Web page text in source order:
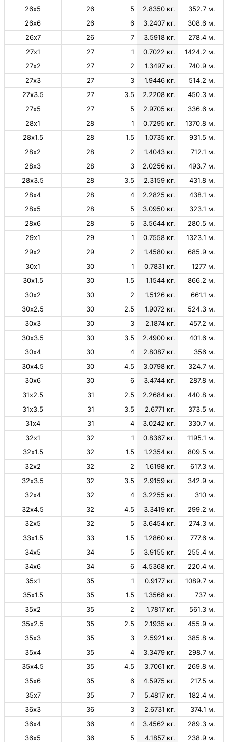
26х5
26 5 2.8350 кг.
352.7 м.
26х6
26 6 3.2407 кг.
308.6 м.
26х7
26 7 3.5918 кг.
278.4 м.
27х1
27 1 0.7022 кг.
1424.2 м.
27х2
27 2 1.3497 кг.
740.9 м.
27х3
27 3 1.9446 кг.
514.2 м.
27х3.5
27 3.5 2.2208 кг.
450.3 м.
27х5
27 5 2.9705 кг.
336.6 м.
28х1
28 1 0.7295 кг.
1370.8 м.
28х1.5
28 1.5 1.0735 кг.
931.5 м.
28х2
28 2 1.4043 кг.
712.1 м.
28х3
28 3 2.0256 кг.
493.7 м.
28х3.5
28 3.5 2.3159 кг.
431.8 м.
28х4
28 4 2.2825 кг.
438.1 м.
28х5
28 5 3.0950 кг.
323.1 м.
28х6
28 6 3.5644 кг.
280.5 м.
29х1
29 1 0.7558 кг.
1323.1 м.
29х2
29 2 1.4580 кг.
685.9 м.
30х1
30 1 0.7831 кг.
1277 м.
30х1.5
30 1.5 1.1544 кг.
866.2 м.
30х2
30 2 1.5126 кг.
661.1 м.
30х2.5
30 2.5 1.9072 кг.
524.3 м.
30х3
30 3 2.1874 кг.
457.2 м.
30х3.5
30 3.5 2.4900 кг.
401.6 м.
30х4
30 4 2.8087 кг.
356 м.
30х4.5
30 4.5 3.0798 кг.
324.7 м.
30х6
30 6 3.4744 кг.
287.8 м.
31х2.5
31 2.5 2.2684 кг.
440.8 м.
31х3.5
31 3.5 2.6771 кг.
373.5 м.
31х4
31 4 3.0242 кг.
330.7 м.
32х1
32 1 0.8367 кг.
1195.1 м.
32х1.5
32 1.5 1.2354 кг.
809.5 м.
32х2
32 2 1.6198 кг.
617.3 м.
32х3.5
32 3.5 2.9159 кг.
342.9 м.
32х4
32 4 3.2255 кг.
310 м.
32х4.5
32 4.5 3.3419 кг.
299.2 м.
32х5
32 5 3.6454 кг.
274.3 м.
33х1.5
33 1.5 1.2860 кг.
777.6 м.
34х5
34 5 3.9155 кг.
255.4 м.
34х6
34 6 4.5368 кг.
220.4 м.
35х1
35 1 0.9177 кг.
1089.7 м.
35х1.5
35 1.5 1.3568 кг.
737 м.
35х2
35 2 1.7817 кг.
561.3 м.
35х2.5
35 2.5 2.1935 кг.
455.9 м.
35х3
35 3 2.5921 кг.
385.8 м.
35х4
35 4 3.3479 кг.
298.7 м.
35х4.5
35 4.5 3.7061 кг.
269.8 м.
35х6
35 6 4.5975 кг.
217.5 м.
35х7
35 7 5.4817 кг.
182.4 м.
36х3
36 3 2.6731 кг.
374.1 м.
36х4
36 4 3.4562 кг.
289.3 м.
36х5
36 5 4.1857 кг. 238.9 м.